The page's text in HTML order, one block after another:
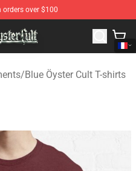
over $100
Blue Öyster Cult
/Blue Öyster Cult T-shirts